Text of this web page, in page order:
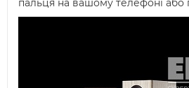
пальця на вашому телефоні або